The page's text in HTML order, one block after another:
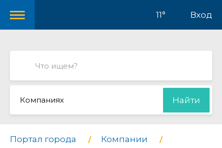
11° Вход
Компаниях Найти
Портал города
Компании